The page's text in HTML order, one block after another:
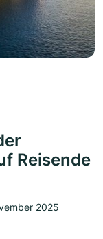
Reisende
2025